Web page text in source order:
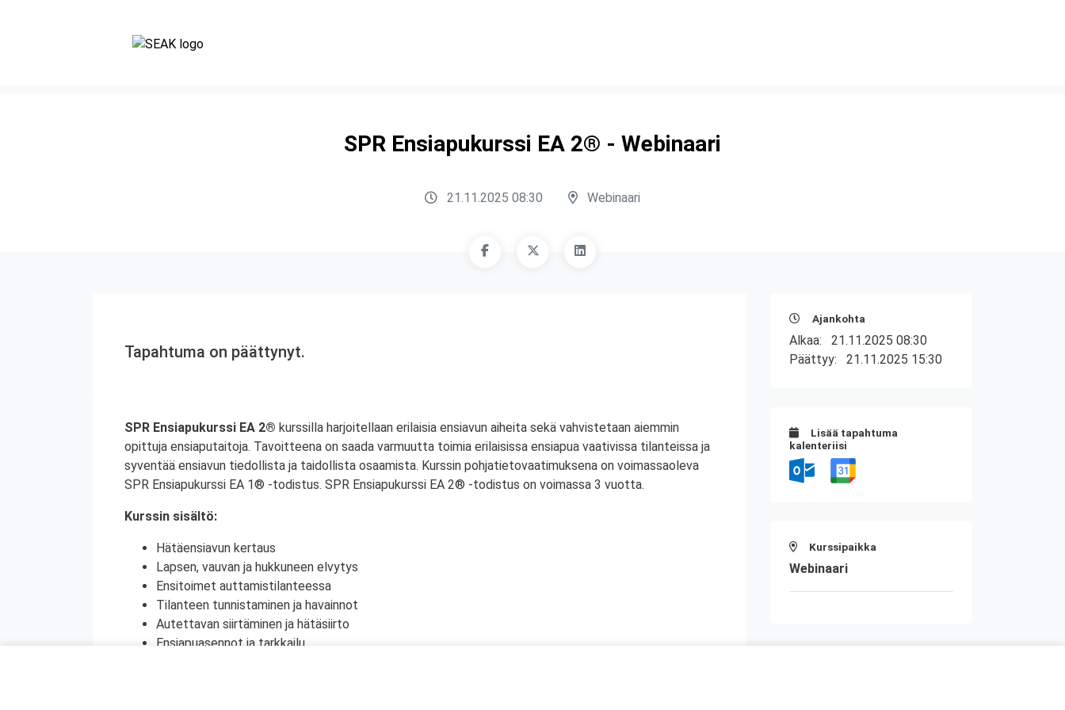
SPR Ensiapukurssi EA 2® - Webinaari
21.11.2025 08:30 Webinaari
Tapahtuma on päättynyt.
SPR Ensiapukurssi EA 2® kurssilla harjoitellaan erilaisia ensiavun aiheita sekä vahvistetaan aiemmin
opittuja ensiaputaitoja. Tavoitteena on saada varmuutta toimia erilaisissa ensiapua vaativissa tilanteissa ja
syventää ensiavun tiedollista ja taidollista osaamista. Kurssin pohjatietovaatimuksena on voimassaoleva
SPR Ensiapukurssi EA 1® -todistus. SPR Ensiapukurssi EA 2® -todistus on voimassa 3 vuotta.
Kurssin sisältö:
Hätäensiavun kertaus​
Lapsen, vauvan ja hukkuneen elvytys​
Ensitoimet auttamistilanteessa​
Tilanteen tunnistaminen ja havainnot​
Autettavan siirtäminen ja hätäsiirto
Ensiapuasennot ja tarkkailu​
Ajankohta
Alkaa: 21.11.2025 08:30
Päättyy: 21.11.2025 15:30
Lisää tapahtuma
kalenteriisi
Kurssipaikka
Webinaari